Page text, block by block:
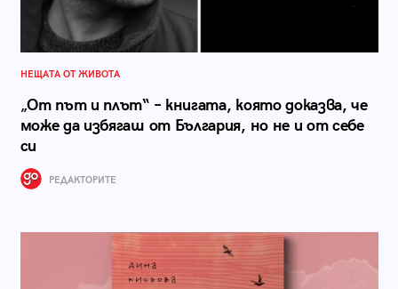
НЕЩАТА ОТ ЖИВОТА
„От път и плът“ – книгата, която доказва, че
може да избягаш от България, но не и от себе
си
РЕДАКТОРИТЕ